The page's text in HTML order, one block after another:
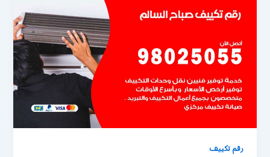
رقم تكييف